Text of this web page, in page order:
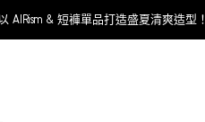
AIRism & 短褲單品打造盛夏清爽造型！